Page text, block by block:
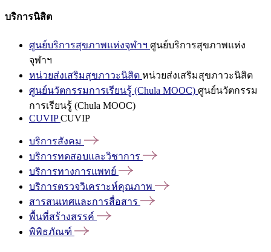
บริการนิสิต
ศูนย์บริการสุขภาพแห่งจุฬาฯ ศูนย์บริการสุขภาพแห่ง
จุฬาฯ
หน่วยส่งเสริมสุขภาวะนิสิต หน่วยส่งเสริมสุขภาวะนิสิต
ศูนย์นวัตกรรมการเรียนรู้ (Chula MOOC) ศูนย์นวัตกรรม
การเรียนรู้ (Chula MOOC)
CUVIPCUVIP
บริการสังคม
บริการทดสอบและวิชาการ
บริการทางการแพทย์
บริการตรวจวิเคราะห์คุณภาพ
สารสนเทศและการสื่อสาร
พื้นที่สร้างสรรค์
พิพิธภัณฑ์